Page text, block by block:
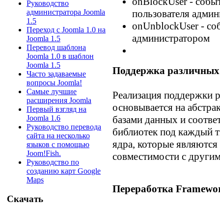
Руководство
администратора Joomla
1.5
Переход с Joomla 1.0 на
Joomla 1.5
Перевод шаблона
Joomla 1.0 в шаблон
Joomla 1.5
Часто задаваемые
вопросы Joomla!
Самые лучшие
расширения Joomla
Первый взгляд на
Joomla 1.6
Руководство перевода
сайта на несколько
языков с помощью
Joom!Fish.
Руководство по
созданию карт Google
Maps
Скачать
пользователя
onUnblockUser -
администратором
Поддержка
Реализация поддержки
основывается на
базами данных и
библиотек под каждый
ядра, которые
совместимости с
Переработка